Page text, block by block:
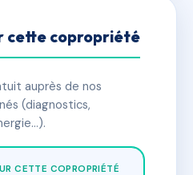
cette copropriété
auprès de nos
(diagnostics,
CETTE COPROPRIÉTÉ